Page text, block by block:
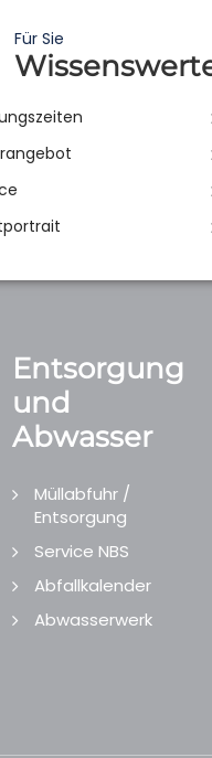
Für Sie
Entsorgung
und
Abwasser
Müllabfuhr /
Entsorgung
Service NBS
Abfallkalender
Abwasserwerk